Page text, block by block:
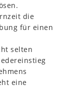
die
für einen
selten
eine